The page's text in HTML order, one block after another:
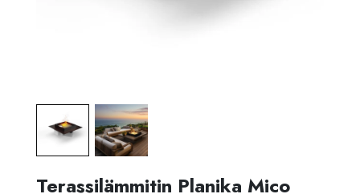
Terassilämmitin Planika Mico